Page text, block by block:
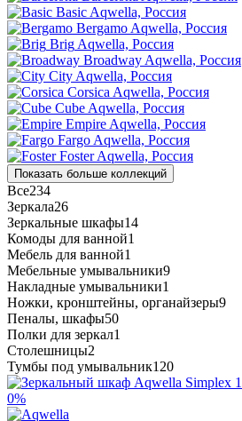
Basic Aqwella, Россия
Bergamo Aqwella, Россия
Brig Aqwella, Россия
Broadway Aqwella, Россия
City Aqwella, Россия
Corsica Aqwella, Россия
Cube Aqwella, Россия
Empire Aqwella, Россия
Fargo Aqwella, Россия
Foster Aqwella, Россия
Показать больше коллекций
Все234
Зеркала26
Зеркальные шкафы14
Комоды для ванной1
Мебель для ванной1
Мебельные умывальники9
Накладные умывальники1
Ножки, кронштейны, органайзеры9
Пеналы, шкафы50
Полки для зеркал1
Столешницы2
Тумбы под умывальник120
0%